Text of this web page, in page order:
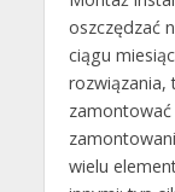
oszczędzać
ciągu
rozwiązania,
wielu